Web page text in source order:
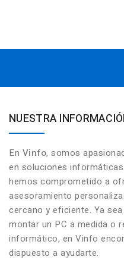
NUESTRA
En Vinfo, somos
en soluciones
hemos comprometido a
asesoramiento
cercano y eficiente. Ya
montar un PC a medida o
informático, en Vinfo
dispuesto a ayudarte.